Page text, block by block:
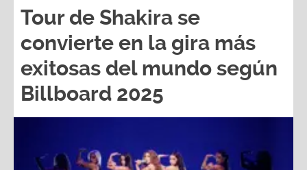
Tour de Shakira se
convierte en la gira más
exitosas del mundo según
Billboard 2025